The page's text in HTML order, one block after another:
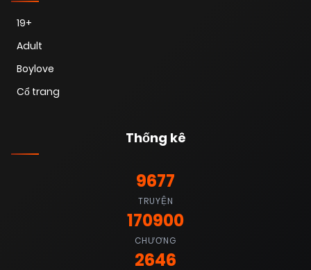
19+
Adult
Boylove
Cổ trang
Thống kê
9677
TRUYỆN
170900
CHƯƠNG
2646